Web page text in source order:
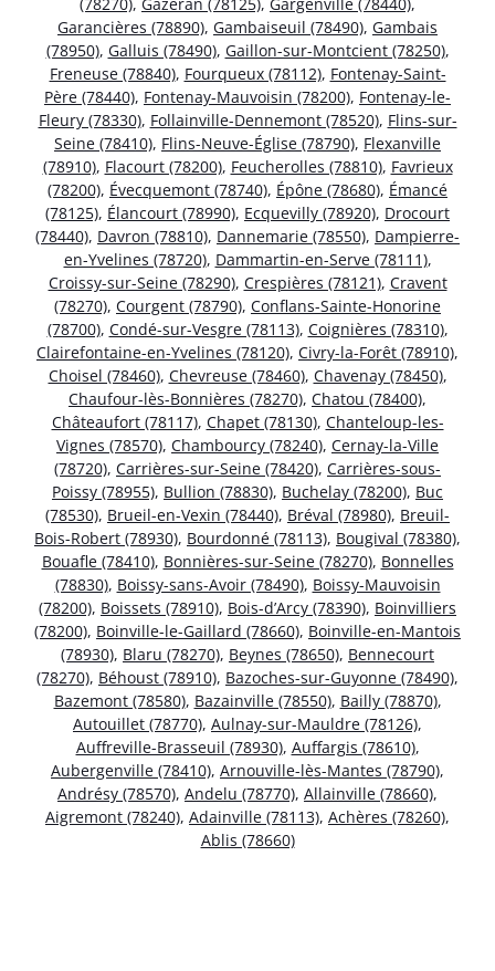
Garancières (78890), Gambaiseuil (78490), Gambais
(78950), Galluis (78490), Gaillon-sur-Montcient (78250),
Freneuse (78840), Fourqueux (78112), Fontenay-Saint-
Père (78440), Fontenay-Mauvoisin (78200), Fontenay-le-
Fleury (78330), Follainville-Dennemont (78520), Flins-sur-
Seine (78410), Flins-Neuve-Église (78790), Flexanville
(78910), Flacourt (78200), Feucherolles (78810), Favrieux
(78200), Évecquemont (78740), Épône (78680), Émancé
(78125), Élancourt (78990), Ecquevilly (78920), Drocourt
(78440), Davron (78810), Dannemarie (78550), Dampierre-
en-Yvelines (78720), Dammartin-en-Serve (78111),
Croissy-sur-Seine (78290), Crespières (78121), Cravent
(78270), Courgent (78790), Conflans-Sainte-Honorine
(78700), Condé-sur-Vesgre (78113), Coignières (78310),
Clairefontaine-en-Yvelines (78120), Civry-la-Forêt (78910),
Choisel (78460), Chevreuse (78460), Chavenay (78450),
Chaufour-lès-Bonnières (78270), Chatou (78400),
Châteaufort (78117), Chapet (78130), Chanteloup-les-
Vignes (78570), Chambourcy (78240), Cernay-la-Ville
(78720), Carrières-sur-Seine (78420), Carrières-sous-
Poissy (78955), Bullion (78830), Buchelay (78200), Buc
(78530), Brueil-en-Vexin (78440), Bréval (78980), Breuil-
Bois-Robert (78930), Bourdonné (78113), Bougival (78380),
Bouafle (78410), Bonnières-sur-Seine (78270), Bonnelles
(78830), Boissy-sans-Avoir (78490), Boissy-Mauvoisin
(78200), Boissets (78910), Bois-d’Arcy (78390), Boinvilliers
(78200), Boinville-le-Gaillard (78660), Boinville-en-Mantois
(78930), Blaru (78270), Beynes (78650), Bennecourt
(78270), Béhoust (78910), Bazoches-sur-Guyonne (78490),
Bazemont (78580), Bazainville (78550), Bailly (78870),
Autouillet (78770), Aulnay-sur-Mauldre (78126),
Auffreville-Brasseuil (78930), Auffargis (78610),
Aubergenville (78410), Arnouville-lès-Mantes (78790),
Andrésy (78570), Andelu (78770), Allainville (78660),
Aigremont (78240), Adainville (78113), Achères (78260),
Ablis (78660)